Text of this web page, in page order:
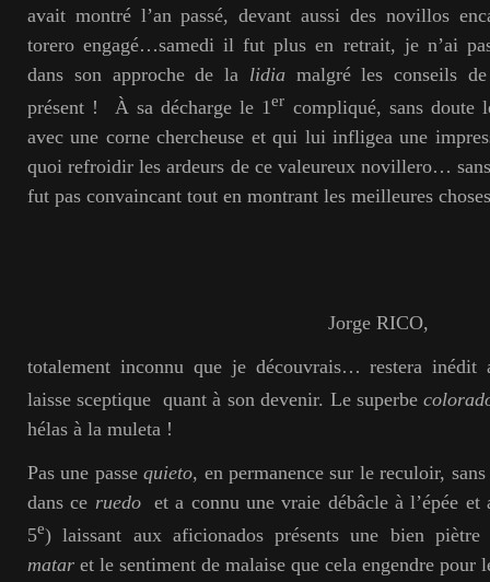
avait montré l’an passé, devant aussi des novillos
torero engagé…samedi il fut plus en retrait, je n’ai
dans son approche de la lidia malgré les conseils
présent ! À sa décharge le 1er compliqué, sans doute
avec une corne chercheuse et qui lui infligea une
quoi refroidir les ardeurs de ce valeureux novillero…
fut pas convaincant tout en montrant les meilleures
Jorge RICO,
totalement inconnu que je découvrais… restera inédit
laisse sceptique quant à son devenir. Le superbe
hélas à la muleta !
Pas une passequieto, en permanence sur le reculoir,
dans ce ruedoet a connu une vraie débâcle à l’épée et
5e) laissant aux aficionados présents une bien
matar et le sentiment de malaise que cela engendre pour